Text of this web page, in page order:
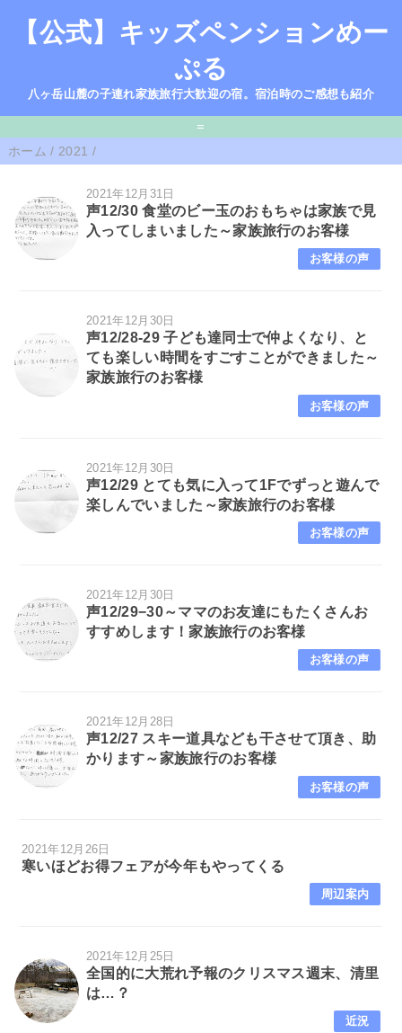
【公式】キッズペンションめー
ぷる
八ヶ岳山麓の子連れ家族旅行大歓迎の宿。宿泊時のご感想も紹介
=
ホーム / 2021 /
2021年12月31日
声12/30 食堂のビー玉のおもちゃは家族で見
入ってしまいました～家族旅行のお客様
お客様の声
2021年12月30日
声12/28-29 子ども達同士で仲よくなり、と
ても楽しい時間をすごすことができました～
家族旅行のお客様
お客様の声
2021年12月30日
声12/29 とても気に入って1Fでずっと遊んで
楽しんでいました～家族旅行のお客様
お客様の声
2021年12月30日
声12/29−30～ママのお友達にもたくさんお
すすめします！家族旅行のお客様
お客様の声
2021年12月28日
声12/27 スキー道具なども干させて頂き、助
かります～家族旅行のお客様
お客様の声
2021年12月26日
寒いほどお得フェアが今年もやってくる
周辺案内
2021年12月25日
全国的に大荒れ予報のクリスマス週末、清里
は…？
近況